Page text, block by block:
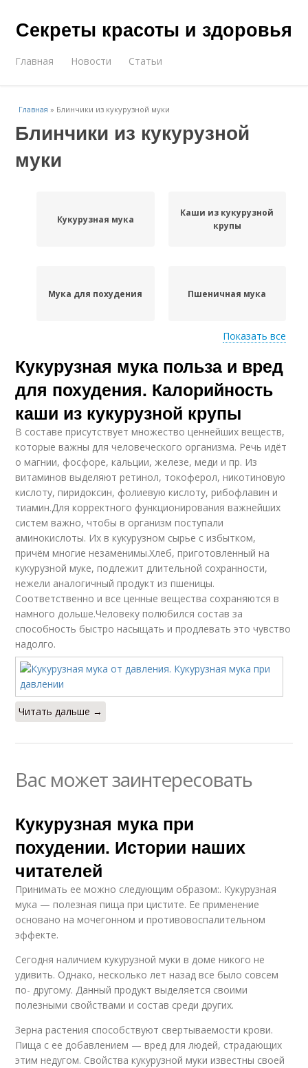
Секреты красоты и здоровья
Главная Новости Статьи
Главная » Блинчики из кукурузной муки
Блинчики из кукурузной
муки
Кукурузная мука
Каши из кукурузной
крупы
Мука для похудения Пшеничная мука
Мука от давления Мука при давлении
Муки при лечении Кукурузные блины
Вкусные блинчики
Блины из кукурузной
муки
Муки на молоке
Показать все
Кукурузная мука польза и вред
для похудения. Калорийность
каши из кукурузной крупы
В составе присутствует множество ценнейших веществ,
которые важны для человеческого организма. Речь идёт
о магнии, фосфоре, кальции, железе, меди и пр. Из
витаминов выделяют ретинол, токоферол, никотиновую
кислоту, пиридоксин, фолиевую кислоту, рибофлавин и
тиамин.Для корректного функционирования важнейших
систем важно, чтобы в организм поступали
аминокислоты. Их в кукурузном сырье с избытком,
причём многие незаменимы.Хлеб, приготовленный на
кукурузной муке, подлежит длительной сохранности,
нежели аналогичный продукт из пшеницы.
Соответственно и все ценные вещества сохраняются в
намного дольше.Человеку полюбился состав за
способность быстро насыщать и продлевать это чувство
надолго.
Читать дальше →
Вас может заинтересовать
Кукурузная мука при
похудении. Истории наших
читателей
Принимать ее можно следующим образом:. Кукурузная
мука — полезная пища при цистите. Ее применение
основано на мочегонном и противовоспалительном
эффекте.
Сегодня наличием кукурузной муки в доме никого не
удивить. Однако, несколько лет назад все было совсем
по- другому. Данный продукт выделяется своими
полезными свойствами и состав среди других.
Зерна растения способствуют свертываемости крови.
Пища с ее добавлением — вред для людей, страдающих
этим недугом. Свойства кукурузной муки известны своей